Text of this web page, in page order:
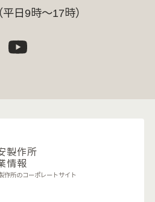
日9時～17時）
製作所
情報
作所のコーポレートサイト